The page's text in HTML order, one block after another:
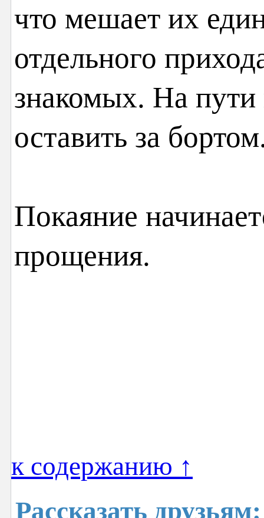
что мешает их
отдельного
знакомых. На пути
оставить за
Покаяние
прощения.
к содержанию ↑
Рассказать друзьям: